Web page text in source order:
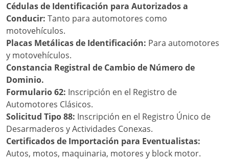
Cédulas de Identificación para Autorizados a
Conducir: Tanto para automotores como
motovehículos.
Placas Metálicas de Identificación: Para automotores
y motovehículos.
Constancia Registral de Cambio de Número de
Dominio.
Formulario 62: Inscripción en el Registro de
Automotores Clásicos.
Solicitud Tipo 88: Inscripción en el Registro Único de
Desarmaderos y Actividades Conexas.
Certificados de Importación para Eventualistas:
Autos, motos, maquinaria, motores y block motor.